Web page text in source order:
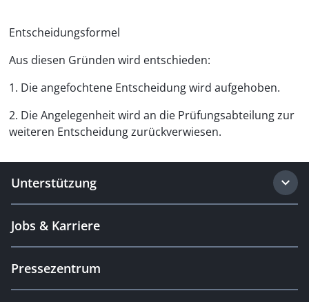
Entscheidungsformel
Aus diesen Gründen wird entschieden:
1. Die angefochtene Entscheidung wird aufgehoben.
2. Die Angelegenheit wird an die Prüfungsabteilung zur
weiteren Entscheidung zurückverwiesen.
Unterstützung
Jobs & Karriere
Pressezentrum